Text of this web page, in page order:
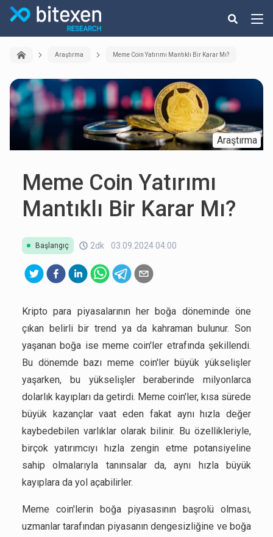
Araştırma Meme Coin Yatırımı Mantıklı Bir Karar Mı?
Araştırma
Meme Coin Yatırımı
Mantıklı Bir Karar Mı?
Başlangıç 2dk 03.09.2024 04:00
Kripto para piyasalarının her boğa döneminde öne
çıkan belirli bir trend ya da kahraman bulunur. Son
yaşanan boğa ise meme coin'ler etrafında şekillendi.
Bu dönemde bazı meme coin'ler büyük yükselişler
yaşarken, bu yükselişler beraberinde milyonlarca
dolarlık kayıpları da getirdi. Meme coin'ler, kısa sürede
büyük kazançlar vaat eden fakat aynı hızla değer
kaybedebilen varlıklar olarak bilinir. Bu özellikleriyle,
birçok yatırımcıyı hızla zengin etme potansiyeline
sahip olmalarıyla tanınsalar da, aynı hızla büyük
kayıplara da yol açabilirler.
Meme coin'lerin boğa piyasasının başrolü olması,
uzmanlar tarafından piyasanın dengesizliğine ve boğa